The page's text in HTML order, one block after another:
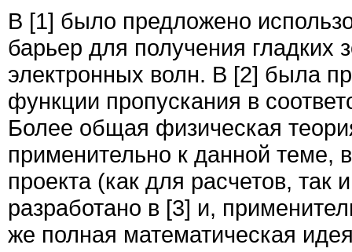
В [1] было предложено
барьер для получения гладких
электронных волн. В [2] была
функции пропускания в
Более общая физическая
применительно к данной теме,
проекта (как для расчетов,
разработано в [3] и,
же полная математическая